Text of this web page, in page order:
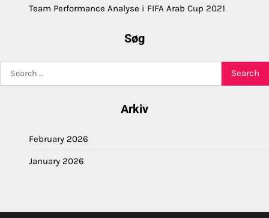
Team Performance Analyse i FIFA Arab Cup 2021
Søg
Arkiv
February 2026
January 2026